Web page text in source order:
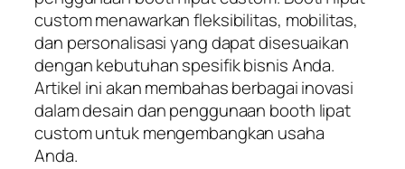
custom menawarkan fleksibilitas, mobilitas,
dan personalisasi yang dapat disesuaikan
dengan kebutuhan spesifik bisnis Anda.
Artikel ini akan membahas berbagai inovasi
dalam desain dan penggunaan booth lipat
custom untuk mengembangkan usaha
Anda.